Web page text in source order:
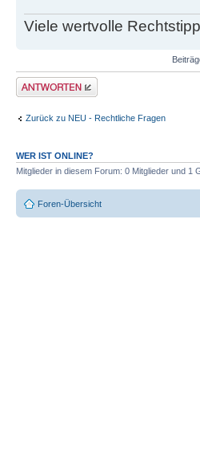
Viele wertvolle
Antwort erstellen
Zurück zu NEU - Rechtliche Fragen
WER IST ONLINE?
Mitglieder in diesem Forum: 0 Mitglieder und 1
Foren-Übersicht